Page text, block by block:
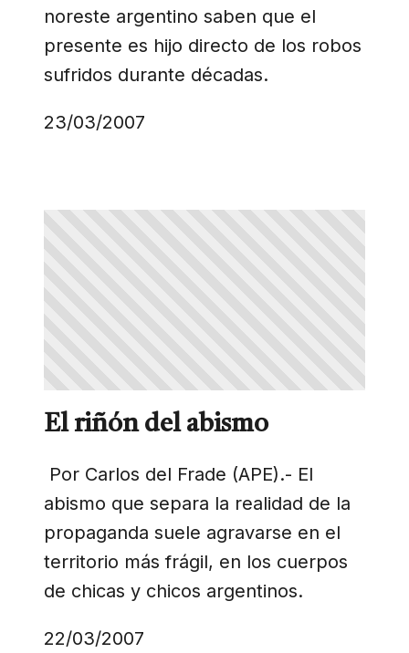
noreste argentino saben que el
presente es hijo directo de los robos
sufridos durante décadas.
23/03/2007
El riñón del abismo
Por Carlos del Frade (APE).- El
abismo que separa la realidad de la
propaganda suele agravarse en el
territorio más frágil, en los cuerpos
de chicas y chicos argentinos.
22/03/2007